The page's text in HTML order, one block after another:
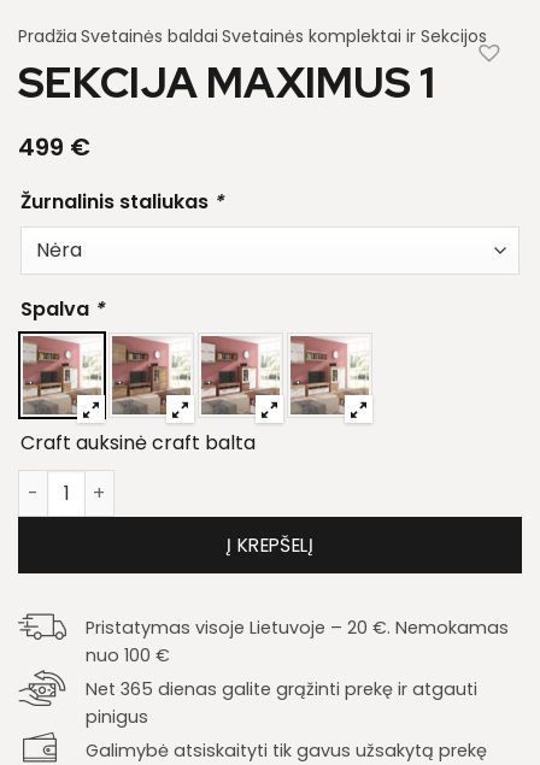
Pradžia Svetainės baldai Svetainės komplektai ir Sekcijos
SEKCIJA MAXIMUS 1
499 €
Žurnalinis staliukas *
Spalva *
Craft auksinė craft balta
produkto kiekis: Sekcija Maximus 1
Į KREPŠELĮ
Pristatymas visoje Lietuvoje – 20 €. Nemokamas
nuo 100 €
Net 365 dienas galite grąžinti prekę ir atgauti
pinigus
Galimybė atsiskaityti tik gavus užsakytą prekę